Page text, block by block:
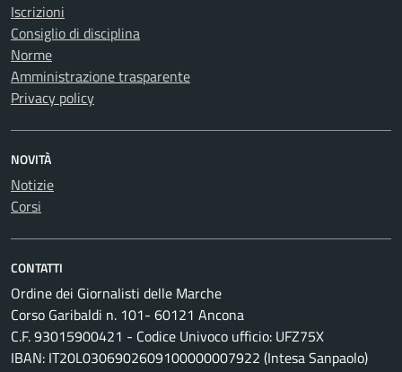
Iscrizioni
Consiglio di disciplina
Norme
Amministrazione trasparente
Privacy policy
NOVITÀ
Notizie
Corsi
CONTATTI
Ordine dei Giornalisti delle Marche
Corso Garibaldi n. 101- 60121 Ancona
C.F. 93015900421 - Codice Univoco ufficio: UFZ75X
IBAN: IT20L0306902609100000007922 (Intesa Sanpaolo)